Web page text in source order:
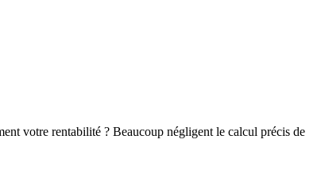
votre rentabilité ? Beaucoup négligent le calcul précis de